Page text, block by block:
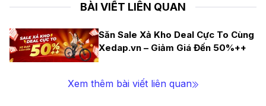
BÀI VIẾT LIÊN QUAN
Săn Sale Xả Kho Deal Cực To Cùng
Xedap.vn – Giảm Giá Đến 50%++
Xem thêm bài viết liên quan